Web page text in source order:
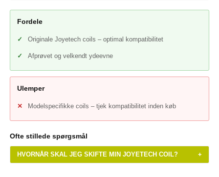
Fordele
Originale Joyetech coils – optimal kompatibilitet
Afprøvet og velkendt ydeevne
Ulemper
Modelspecifikke coils – tjek kompatibilitet inden køb
Ofte stillede spørgsmål
HVORNÅR SKAL JEG SKIFTE MIN JOYETECH COIL? +